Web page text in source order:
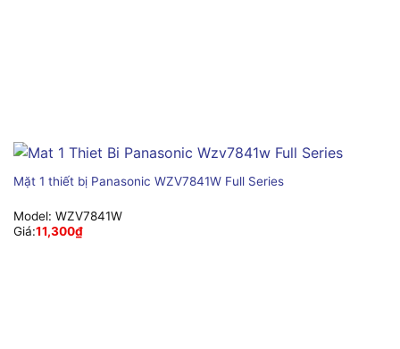
Mặt 1 thiết bị Panasonic WZV7841W Full Series
Model: WZV7841W
Giá:11,300₫